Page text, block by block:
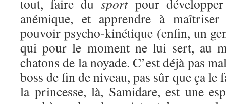
tout, faire dusportpour développer
anémique, et apprendre à
pouvoir psycho-kinétique (enfin, un
qui pour le moment ne lui sert, au
chatons de la noyade. C’est déjà pas
boss de fin de niveau, pas sûr que ça le
la princesse, là, Samidare, est une